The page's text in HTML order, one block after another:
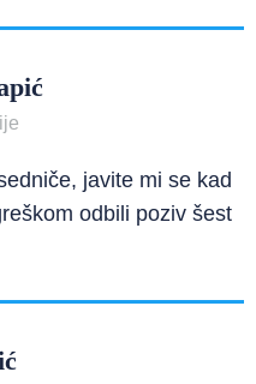
javite mi se kad
odbili poziv šest